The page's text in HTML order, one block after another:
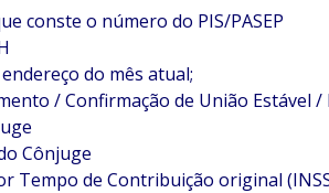
conste o número do PIS/PASEP
do mês atual;
/ Confirmação de União Estável /
Cônjuge
Tempo de Contribuição original